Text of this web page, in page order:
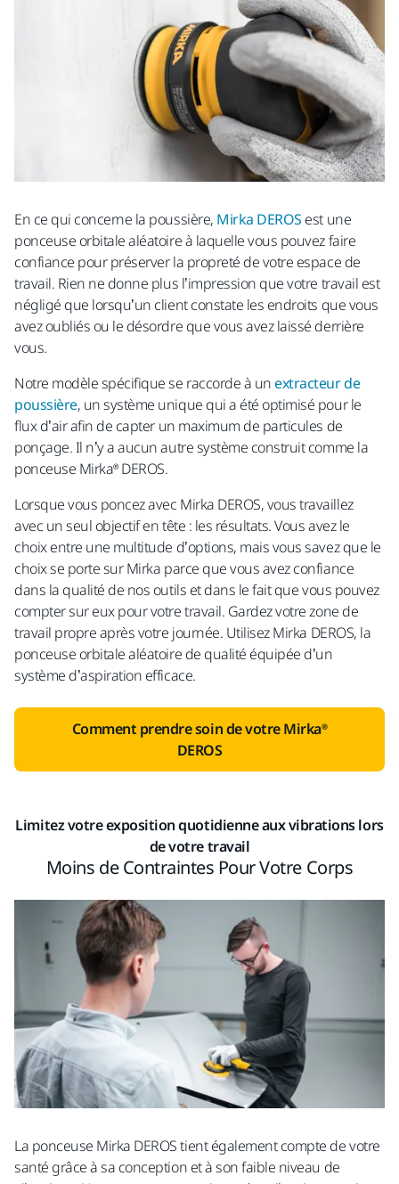
En ce qui concerne la poussière, Mirka DEROS est une
ponceuse orbitale aléatoire à laquelle vous pouvez faire
confiance pour préserver la propreté de votre espace de
travail. Rien ne donne plus l’impression que votre travail est
négligé que lorsqu’un client constate les endroits que vous
avez oubliés ou le désordre que vous avez laissé derrière
vous.
Notre modèle spécifique se raccorde à unextracteur de
poussière, un système unique qui a été optimisé pour le
flux d’air afin de capter un maximum de particules de
ponçage. Il n’y a aucun autre système construit comme la
ponceuse Mirka® DEROS.
Lorsque vous poncez avec Mirka DEROS, vous travaillez
avec un seul objectif en tête : les résultats. Vous avez le
choix entre une multitude d’options, mais vous savez que le
choix se porte sur Mirka parce que vous avez confiance
dans la qualité de nos outils et dans le fait que vous pouvez
compter sur eux pour votre travail. Gardez votre zone de
travail propre après votre journée. Utilisez Mirka DEROS, la
ponceuse orbitale aléatoire de qualité équipée d’un
système d’aspiration efficace.
Comment prendre soin de votre Mirka®
DEROS
Limitez votre exposition quotidienne aux vibrations lors
de votre travail
Moins de Contraintes Pour Votre Corps
La ponceuse Mirka DEROS tient également compte de votre
santé grâce à sa conception et à son faible niveau de